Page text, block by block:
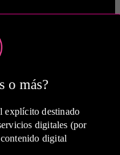
o más?
explícito destinado
digitales (por
digital